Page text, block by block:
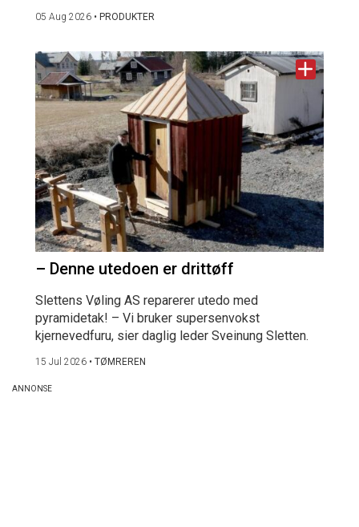
05 Aug 2026 • PRODUKTER
– Denne utedoen er drittøff
Slettens Vøling AS reparerer utedo med
pyramidetak! – Vi bruker supersenvokst
kjernevedfuru, sier daglig leder Sveinung Sletten.
15 Jul 2026 • TØMREREN